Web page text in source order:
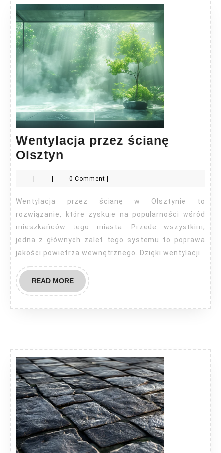
Wentylacja przez ścianę
Olsztyn
ścianę
Olsztyn
| | 0 Comment |
Wentylacja przez ścianę w Olsztynie to
rozwiązanie, które zyskuje na popularności wśród
mieszkańców tego miasta. Przede wszystkim,
jedna z głównych zalet tego systemu to poprawa
jakości powietrza wewnętrznego. Dzięki wentylacji
READ MOREREAD
MORE